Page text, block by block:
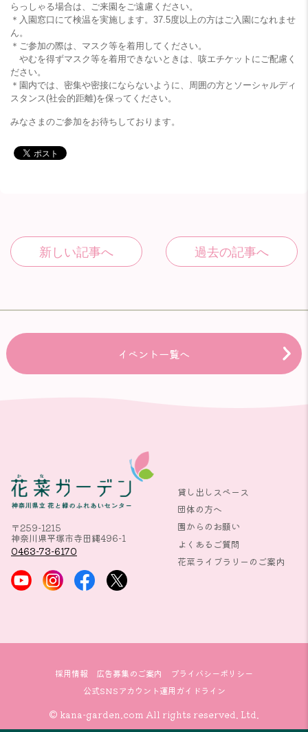
らっしゃる場合は、ご来園をご遠慮ください。
＊入園窓口にて検温を実施します。37.5度以上の方はご入園になれませ
ん。
＊ご参加の際は、マスク等を着用してください。
やむを得ずマスク等を着用できないときは、咳エチケットにご配慮く
ださい。
＊園内では、密集や密接にならないように、周囲の方とソーシャルディ
スタンス(社会的距離)を保ってください。
みなさまのご参加をお待ちしております。
イベント一覧へ
〒259-1215
神奈川県平塚市寺田縄496-1
0463-73-6170
貸し出しスペース
団体の方へ
園からのお願い
よくあるご質問
花菜ライブラリーのご案内
採用情報 広告募集のご案内
プライバシーポリシー
公式SNSアカウント運用ガイドライン
© kana-garden.com All rights reserved. Ltd.